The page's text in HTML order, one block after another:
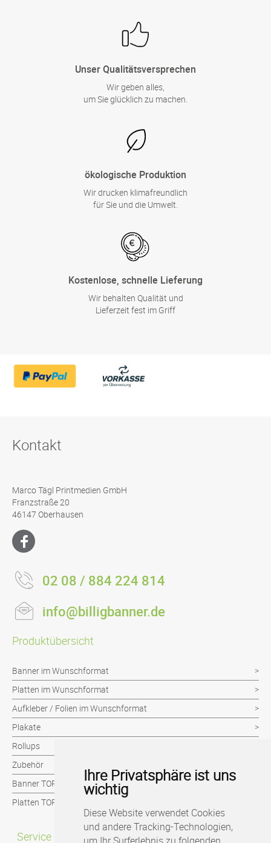
Ihre Privatsphäre ist uns
wichtig
Diese Website verwendet Cookies
und andere Tracking-Technologien,
Unser Qualitätsversprechen
Wir geben alles,
um Sie glücklich zu machen.
ökologische Produktion
Wir drucken klimafreundlich
für Sie und die Umwelt.
Kostenlose, schnelle Lieferung
Wir behalten Qualität und
Lieferzeit fest im Griff
Kontakt
Marco Tägl Printmedien GmbH
Franzstraße 20
46147 Oberhausen
02 08 / 884 224 814
info@billigbanner.de
Produktübersicht
Banner im Wunschformat
Platten im Wunschformat
Aufkleber / Folien im Wunschformat
Plakate
Rollups
Zubehör
Banner TOP-Seller
Platten TOP-Seller
Service